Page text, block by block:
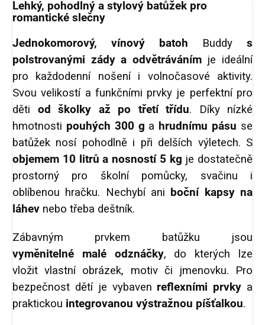
Lehký, pohodlný a stylový batůžek pro
romantické slečny
Jednokomorový, vínový batoh Buddy s
polstrovanými zády a odvětrávánímje ideální
pro každodenní nošení i volnočasové aktivity.
Svou velikostí a funkčními prvky je perfektní pro
děti od školky až po třetí třídu. Díky nízké
hmotnosti pouhých 300 g a hrudnímu pásu se
batůžek nosí pohodlně i při delších výletech. S
objemem 10 litrů a nosností 5 kg je dostatečně
prostorný pro školní pomůcky, svačinu i
oblíbenou hračku. Nechybí ani boční kapsy na
láhev nebo třeba deštník.
Zábavným prvkem batůžku jsou
vyměnitelné
malé odznáčky, do kterých lze
vložit vlastní obrázek, motiv či jmenovku. Pro
bezpečnost dětí je vybaven reflexními prvky a
praktickou integrovanou výstražnou píšťalkou.